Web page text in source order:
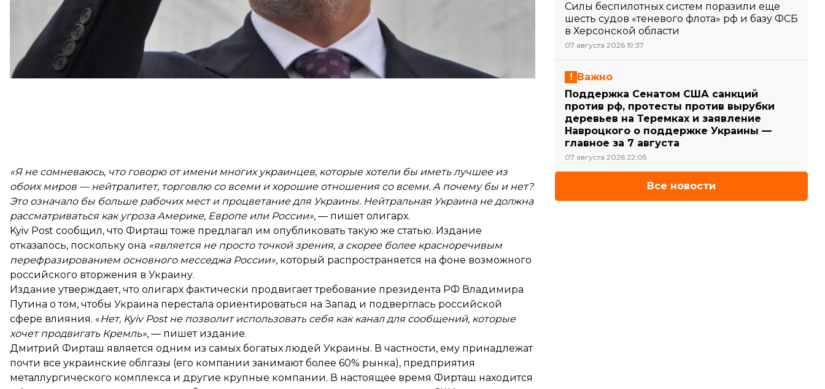
«Я не сомневаюсь, что говорю от имени многих украинцев, которые хотели бы иметь лучшее из
обоих миров — нейтралитет, торговлю со всеми и хорошие отношения со всеми. А почему бы и нет?
Это означало бы больше рабочих мест и процветание для Украины. Нейтральная Украина не должна
рассматриваться как угроза Америке, Европе или России», — пишет олигарх.
Kyiv Post сообщил, что Фирташ тоже предлагал им опубликовать такую же статью. Издание
отказалось, поскольку она «является не просто точкой зрения, а скорее более красноречивым
перефразированием основного месседжа России», который распространяется на фоне возможного
российского вторжения в Украину.
Издание утверждает, что олигарх фактически продвигает требование президента РФ Владимира
Путина о том, чтобы Украина перестала ориентироваться на Запад и подверглась российской
сфере влияния. «Нет, Kyiv Post не позволит использовать себя как канал для сообщений, которые
хочет продвигать Кремль», — пишет издание.
Дмитрий Фирташ является одним из самых богатых людей Украины. В частности, ему принадлежат
почти все украинские облгазы (его компании занимают более 60% рынка), предприятия
металлургического комплекса и другие крупные компании. В настоящее время Фирташ находится
Силы беспилотных систем поразили еще
шесть судов «теневого флота» рф и базу ФСБ
в Херсонской области
07 августа 2026 19:37
Важно
Поддержка Сенатом США санкций
против рф, протесты против вырубки
деревьев на Теремках и заявление
Навроцкого о поддержке Украины —
главное за 7 августа
07 августа 2026 22:05
Все новости